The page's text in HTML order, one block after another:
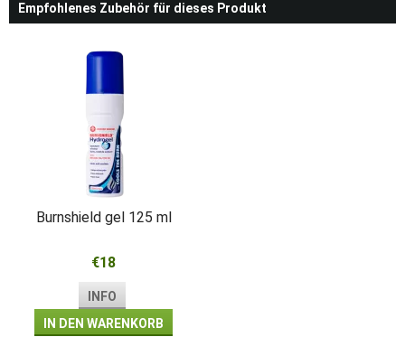
Empfohlenes Zubehör für dieses Produkt
Burnshield gel 125 ml
€18
INFO
IN DEN WARENKORB